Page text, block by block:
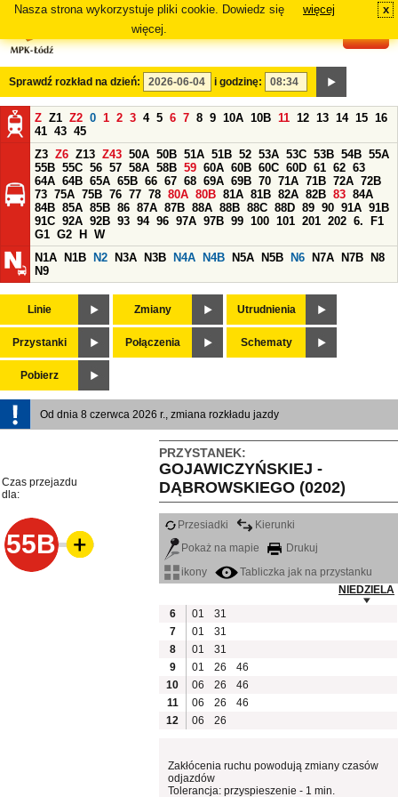
Nasza strona wykorzystuje pliki cookie. Dowiedz się
więcej.
więcej x
Sprawdź rozkład na dzień: i godzinę:
Z Z1 Z2 0 1 2 3 4 5 6 7 8 9 10A 10B 11 12 13 14 15 16
41 43 45
Z3 Z6 Z13 Z43 50A 50B 51A 51B 52 53A 53C 53B 54B 55A
55B 55C 56 57 58A 58B 59 60A 60B 60C 60D 61 62 63
64A 64B 65A 65B 66 67 68 69A 69B 70 71A 71B 72A 72B
73 75A 75B 76 77 78 80A 80B 81A 81B 82A 82B 83 84A
84B 85A 85B 86 87A 87B 88A 88B 88C 88D 89 90 91A 91B
91C 92A 92B 93 94 96 97A 97B 99 100 101 201 202 6.
F1
G1 G2 H
W
N1A
N1B N2 N3A N3B N4A N4B N5A N5B N6 N7A N7B
N8
N9
Linie Zmiany Utrudnienia
Przystanki Połączenia Schematy
Pobierz
Od dnia 8 czerwca 2026 r., zmiana rozkładu jazdy
PRZYSTANEK:
GOJAWICZYŃSKIEJ -
DĄBROWSKIEGO (0202)
Czas przejazdu
dla:
55B
Przesiadki
Kierunki
Pokaż na mapie
Drukuj
ikony
Tabliczka jak na przystanku
NIEDZIELA
6
01
31
7
01
31
8
01
31
9
01 26
46
10
06 26
46
11
06 26
46
12
06 26
Zakłócenia ruchu powodują zmiany czasów
odjazdów
Tolerancja: przyspieszenie - 1 min.